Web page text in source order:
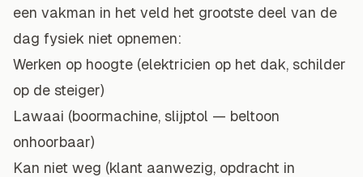
een vakman in het veld het grootste deel van de
dag fysiek niet opnemen:
Werken op hoogte (elektricien op het dak, schilder
op de steiger)
Lawaai (boormachine, slijptol — beltoon
onhoorbaar)
Kan niet weg (klant aanwezig, opdracht in